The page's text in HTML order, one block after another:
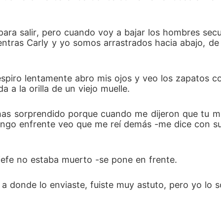
salir, pero cuando voy a bajar los hombres
Carly y yo somos arrastrados hacia abajo,
lentamente abro mis ojos y veo los zapatos
a la orilla de un viejo muelle.
sorprendido porque cuando me dijeron que tu
enfrente veo que me reí demás -me dice con
no estaba muerto -se pone en frente.
donde lo enviaste, fuiste muy astuto, pero yo lo